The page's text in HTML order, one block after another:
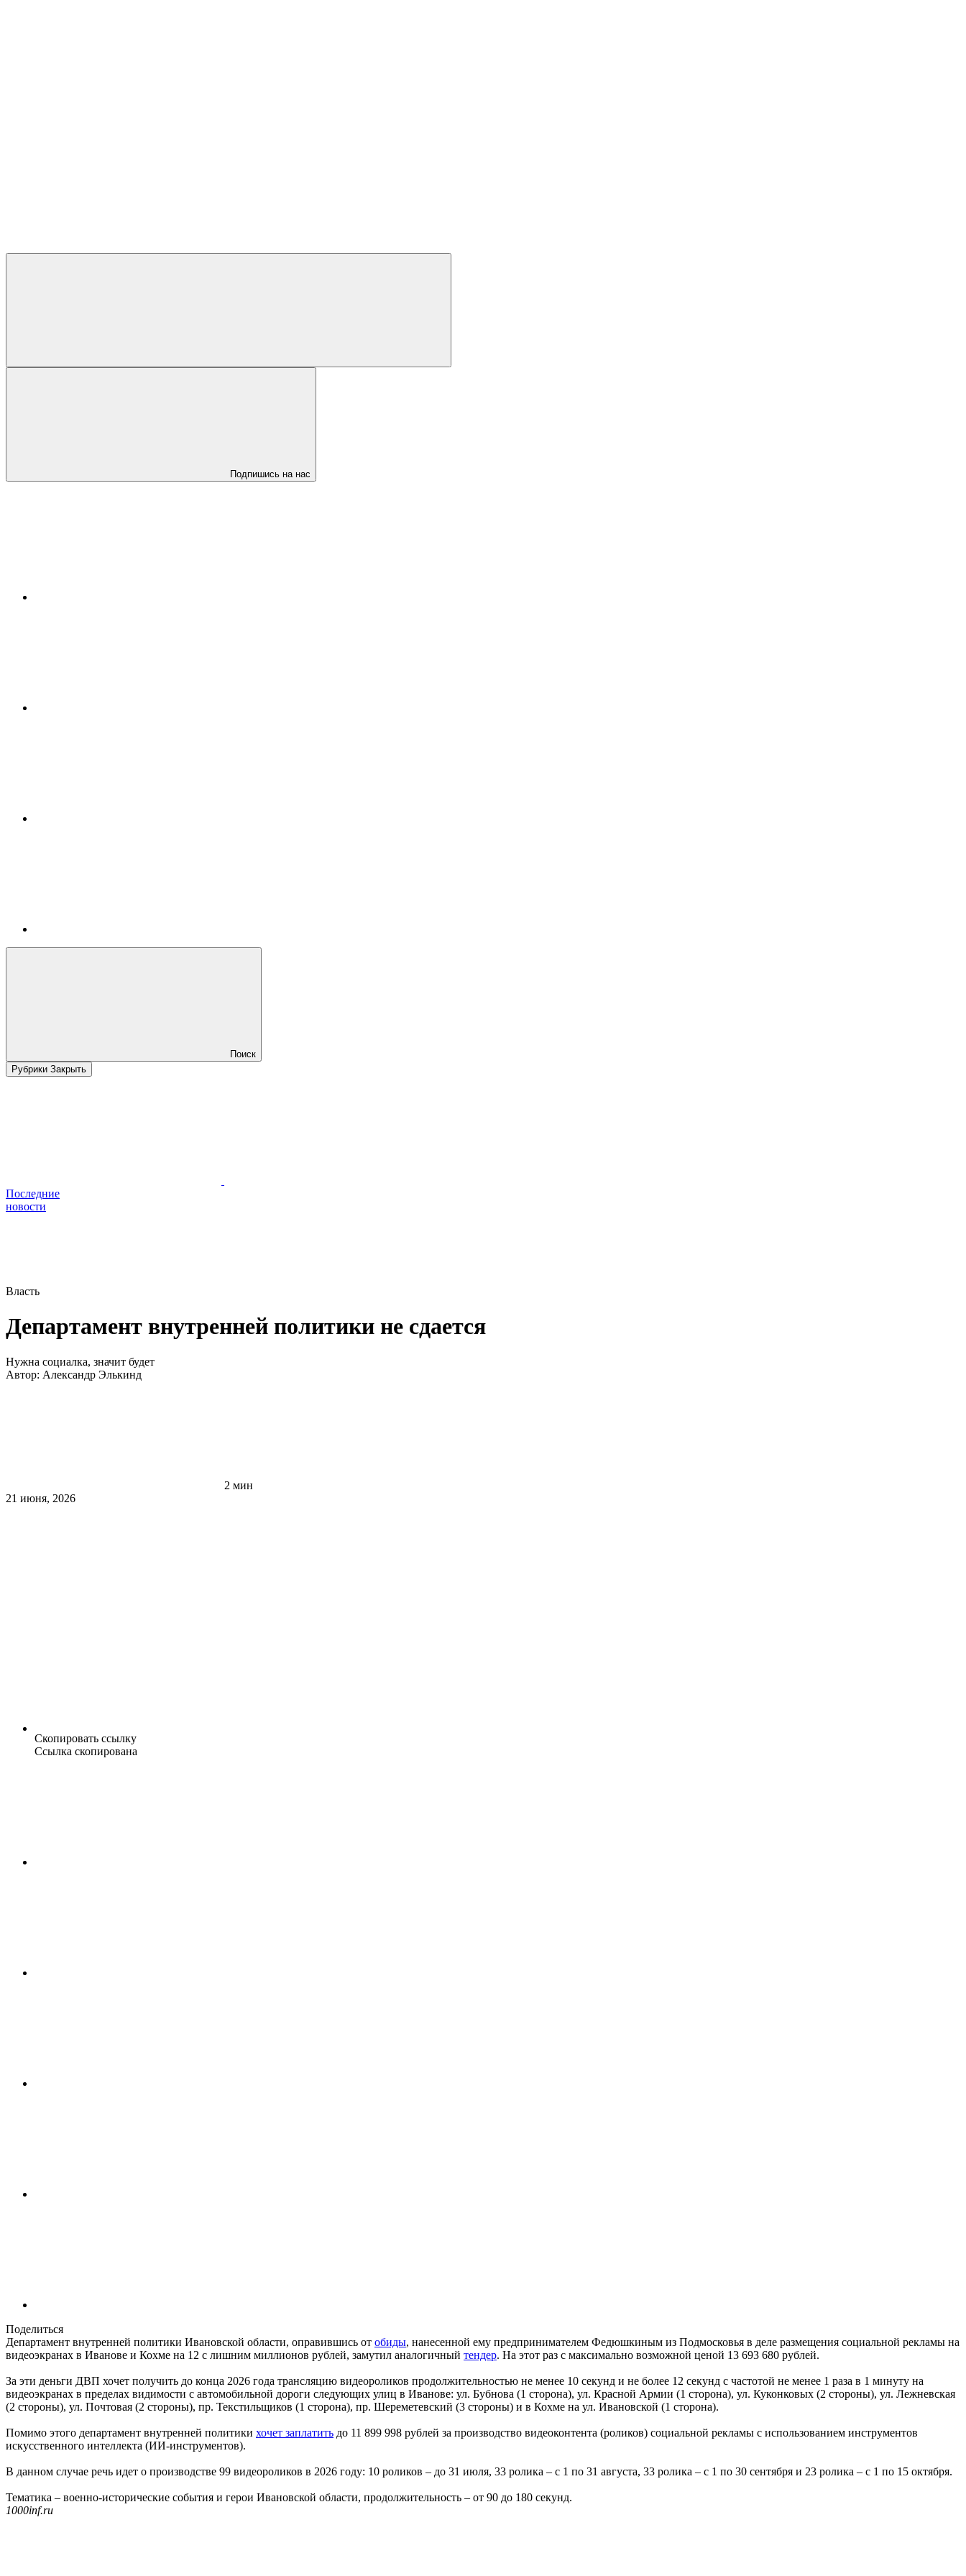
Подпишись на нас
Поиск
Рубрики Закрыть
Последние
новости
Власть
Департамент внутренней политики не сдается
Нужна социалка, значит будет
Автор: Александр Элькинд
2 мин
21 июня, 2026
Скопировать ссылку
Ссылка скопирована
Поделиться
Департамент внутренней политики Ивановской области, оправившись от обиды, нанесенной ему предпринимателем Федюшкиным из Подмосковья в деле размещения социальной рекламы на
видеоэкранах в Иванове и Кохме на 12 с лишним миллионов рублей, замутил аналогичный тендер. На этот раз с максимально возможной ценой 13 693 680 рублей.
За эти деньги ДВП хочет получить до конца 2026 года трансляцию видеороликов продолжительностью не менее 10 секунд и не более 12 секунд с частотой не менее 1 раза в 1 минуту на
видеоэкранах в пределах видимости с автомобильной дороги следующих улиц в Иванове: ул. Бубнова (1 сторона), ул. Красной Армии (1 сторона), ул. Куконковых (2 стороны), ул. Лежневская
(2 стороны), ул. Почтовая (2 стороны), пр. Текстильщиков (1 сторона), пр. Шереметевский (3 стороны) и в Кохме на ул. Ивановской (1 сторона).
Помимо этого департамент внутренней политики хочет заплатить до 11 899 998 рублей за производство видеоконтента (роликов) социальной рекламы с использованием инструментов
искусственного интеллекта (ИИ-инструментов).
В данном случае речь идет о производстве 99 видеороликов в 2026 году: 10 роликов – до 31 июля, 33 ролика – с 1 по 31 августа, 33 ролика – с 1 по 30 сентября и 23 ролика – с 1 по 15 октября.
Тематика – военно-исторические события и герои Ивановской области, продолжительность – от 90 до 180 секунд.
1000inf.ru